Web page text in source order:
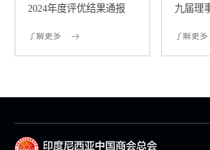
2024年度评优结果通报
了解更多
九届理
了解更多